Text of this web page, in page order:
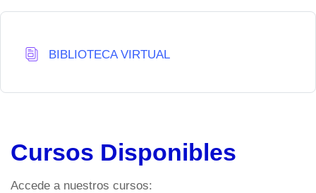
BIBLIOTECA VIRTUAL
Cursos Disponibles
Accede a nuestros cursos: